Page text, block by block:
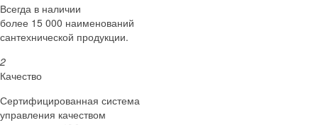
Всегда в наличии
более 15 000 наименований
сантехнической продукции.
2
Качество
Сертифициро­ванная система
управления качеством